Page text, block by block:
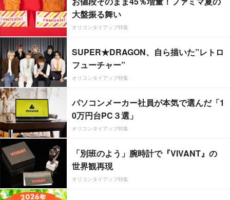
大盤振る舞い
オリコンタイアップ特集
SUPER★DRAGON、自ら描いた”レトロ
フューチャー”
オリコンタイアップ特集
パソコンメーカー社員が本気で選んだ「1
0万円台PC３選」
オリコンタイアップ特集
「別班のよう」腕時計で『VIVANT』の
世界観再現
オリコンタイアップ特集